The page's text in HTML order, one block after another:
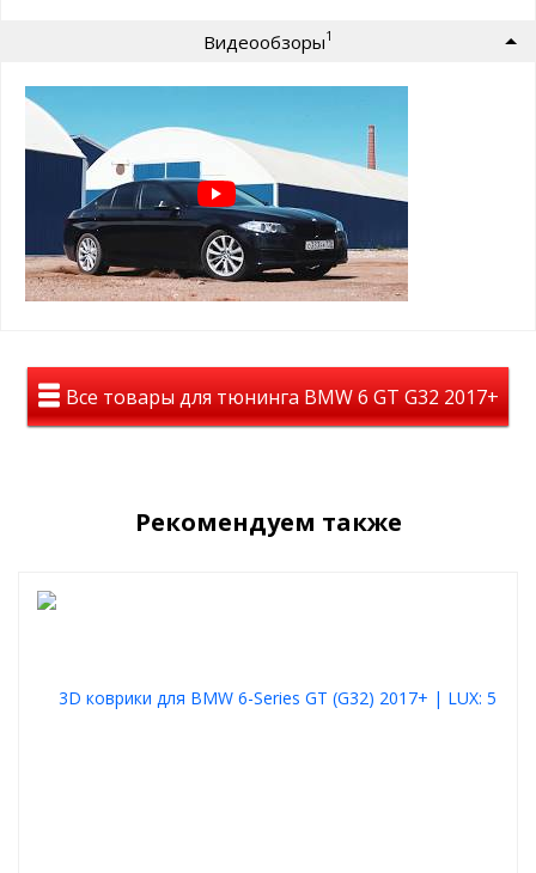
не деформируются
не подвержен хим. веществам
Видеообзоры1
Все товары для тюнинга BMW 6 GT G32 2017+
Рекомендуем также